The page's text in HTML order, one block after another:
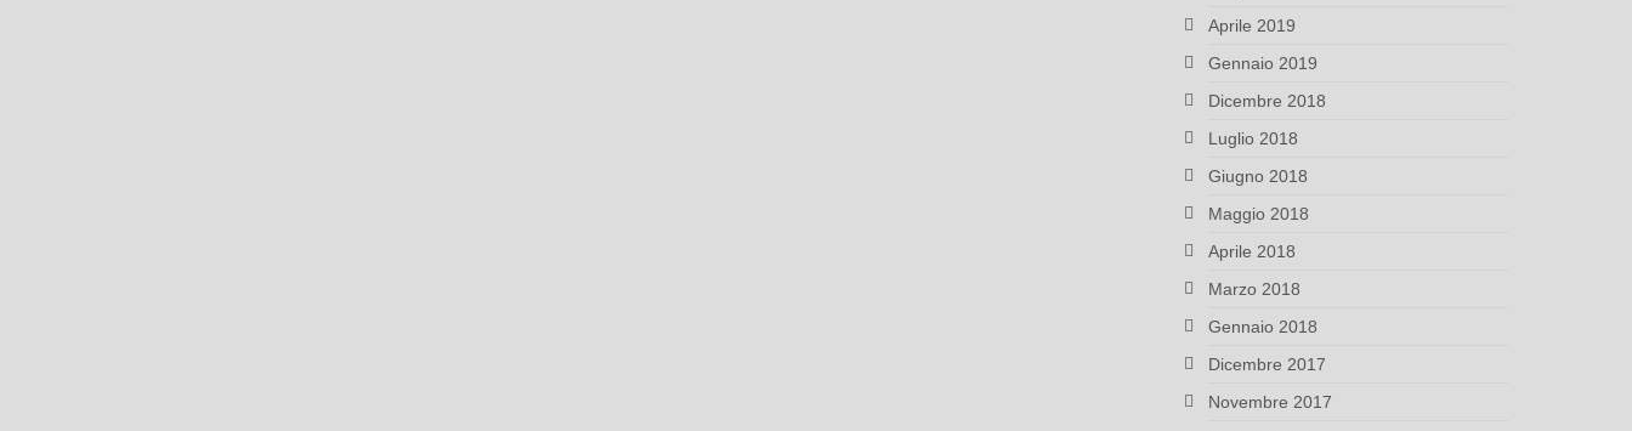
Aprile 2019
Gennaio 2019
Dicembre 2018
Luglio 2018
Giugno 2018
Maggio 2018
Aprile 2018
Marzo 2018
Gennaio 2018
Dicembre 2017
Novembre 2017